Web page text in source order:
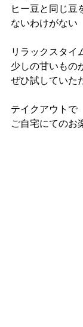
ヒー豆と同じ豆
ないわけがない
リラックスタイ
少しの甘いもの
ぜひ試していた
テイクアウトで
ご自宅にてのお